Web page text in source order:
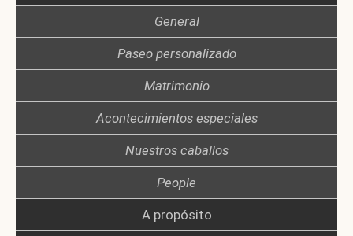
General
Paseo personalizado
Matrimonio
Acontecimientos especiales
Nuestros caballos
People
A propósito